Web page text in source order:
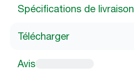
Spécifications de livraison
Télécharger
Avis